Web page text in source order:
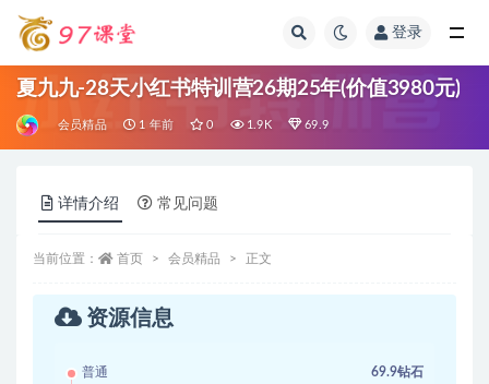
登录
夏九九-28天小红书特训营26期25年(价值3980元)
会员精品 1 年前 0 1.9K 69.9
详情介绍 常见问题
当前位置： 首页 会员精品 正文
资源信息
普通 69.9钻石